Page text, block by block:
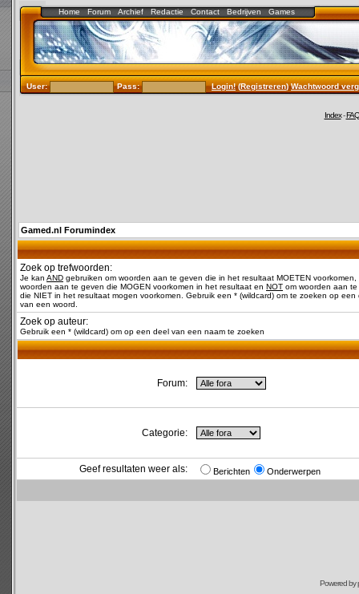
Home Forum Archief Redactie Contact Bedrijven Games
User: Pass: Login!(Registreren)Wachtwoord
Index-FAQ
Gamed.nl Forumindex
Zoek op trefwoorden:
Je kan AND gebruiken om woorden aan te geven die in het resultaat MOETEN voorkomen,
woorden aan te geven die MOGEN voorkomen in het resultaat en NOT om woorden aan
die NIET in het resultaat mogen voorkomen. Gebruik een * (wildcard) om te zoeken op een
van een woord.
Zoek op auteur:
Gebruik een * (wildcard) om op een deel van een naam te zoeken
Forum:
Categorie:
Geef resultaten weer als: Berichten Onderwerpen
Powered by